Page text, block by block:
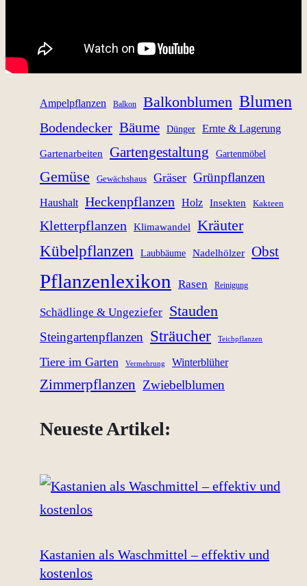
Ampelpflanzen Balkon Balkonblumen Blumen
Bodendecker Bäume Dünger Ernte & Lagerung
Gartenarbeiten Gartengestaltung Gartenmöbel
Gemüse Gewächshaus Gräser Grünpflanzen
Haushalt Heckenpflanzen Holz Insekten Kakteen
Kletterpflanzen Klimawandel Kräuter
Kübelpflanzen Laubbäume Nadelhölzer Obst
Pflanzenlexikon Rasen Reinigung
Schädlinge & Ungeziefer Stauden
Steingartenpflanzen Sträucher Teichpflanzen
Tiere im Garten Vermehrung Winterblüher
Zimmerpflanzen Zwiebelblumen
Neueste Artikel:
Kastanien als Waschmittel – effektiv und
kostenlos